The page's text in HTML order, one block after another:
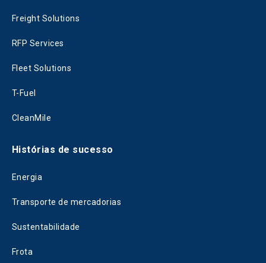
Freight Solutions
RFP Services
Fleet Solutions
T-Fuel
CleanMile
Histórias de sucesso
Energia
Transporte de mercadorias
Sustentabilidade
Frota